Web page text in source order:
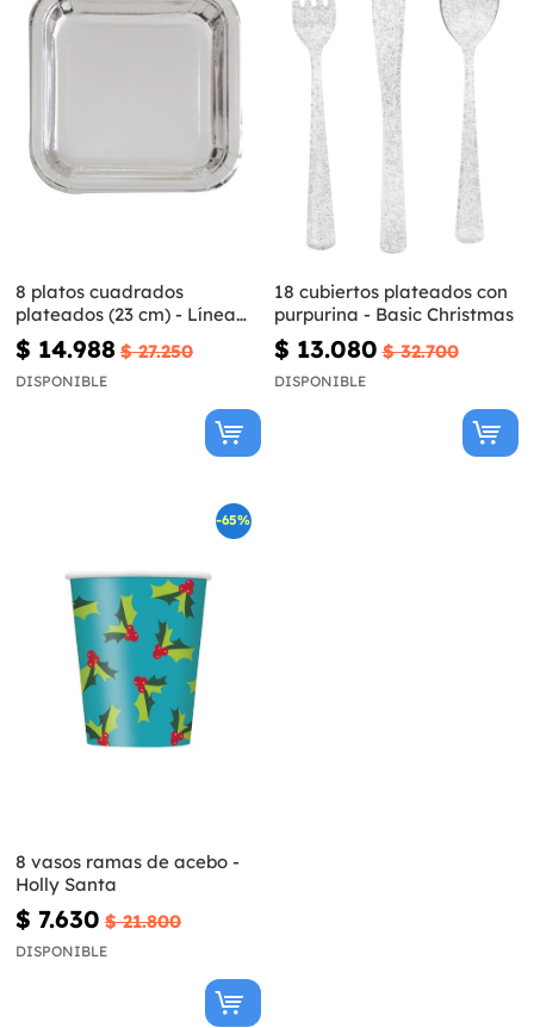
8 platos cuadrados
plateados (23 cm) - Línea
Colores Básicos
$ 14.988 $ 27.250
DISPONIBLE
18 cubiertos plateados con
purpurina - Basic Christmas
$ 13.080 $ 32.700
DISPONIBLE
-65%
8 vasos ramas de acebo -
Holly Santa
$ 7.630 $ 21.800
DISPONIBLE